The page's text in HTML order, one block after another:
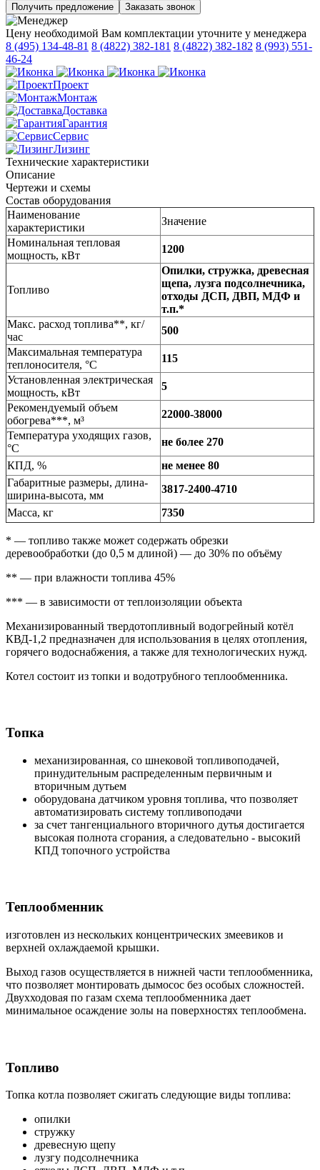
Получить предложение Заказать звонок
Цену необходимой Вам комплектации уточните у менеджера
8 (495) 134-48-81 8 (4822) 382-181 8 (4822) 382-182 8 (993) 551-
46-24
Проект
Монтаж
Доставка
Гарантия
Сервис
Лизинг
Технические характеристики
Описание
Чертежи и схемы
Состав оборудования
Наименование
характеристики
Значение
Номинальная тепловая
мощность, кВт
1200
Топливо
Опилки, стружка, древесная
щепа, лузга подсолнечника,
отходы ДСП, ДВП, МДФ и
т.п.*
Макс. расход топлива**, кг/
час
500
Максимальная температура
теплоносителя, °C
115
Установленная электрическая
мощность, кВт
5
Рекомендуемый объем
обогрева***, м³
22000-38000
Температура уходящих газов,
°C
не более 270
КПД, %
не менее 80
Габаритные размеры, длина-
ширина-высота, мм
3817-2400-4710
Масса, кг
7350
* — топливо также может содержать обрезки
деревообработки (до 0,5 м длиной) — до 30% по объёму
** — при влажности топлива 45%
*** — в зависимости от теплоизоляции объекта
Механизированный твердотопливный водогрейный котёл
КВД-1,2 предназначен для использования в целях отопления,
горячего водоснабжения, а также для технологических нужд.
Котел состоит из топки и водотрубного теплообменника.
Топка
механизированная, со шнековой топливоподачей,
принудительным распределенным первичным и
вторичным дутьем
оборудована датчиком уровня топлива, что позволяет
автоматизировать систему топливоподачи
за счет тангенциального вторичного дутья достигается
высокая полнота сгорания, а следовательно - высокий
КПД топочного устройства
Теплообменник
изготовлен из нескольких концентрических змеевиков и
верхней охлаждаемой крышки.
Выход газов осуществляется в нижней части теплообменника,
что позволяет монтировать дымосос без особых сложностей.
Двухходовая по газам схема теплообменника дает
минимальное осаждение золы на поверхностях теплообмена.
Топливо
Топка котла позволяет сжигать следующие виды топлива:
опилки
стружку
древесную щепу
лузгу подсолнечника